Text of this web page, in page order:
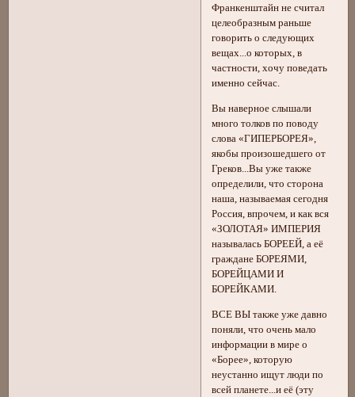
Франкенштайн не считал
целеобразным раньше
говорить о следующих
вещах...о которых, в
частности, хочу поведать
именно сейчас.
Вы наверное слышали
много толков по поводу
слова «ГИПЕРБОРЕЯ»,
якобы произошедшего от
Греков...Вы уже также
определили, что сторона
наша, называемая сегодня
Россия, впрочем, и как вся
«ЗОЛОТАЯ» ИМПЕРИЯ
называлась БОРЕЕЙ, а её
граждане БОРЕЯМИ,
БОРЕЙЦАМИ И
БОРЕЙКАМИ.
ВСЕ ВЫ также уже давно
поняли, что очень мало
информации в мире о
«Борее», которую
неустанно ищут люди по
всей планете...и её (эту